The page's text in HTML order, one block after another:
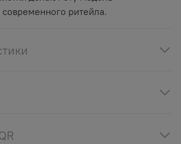
ритейла.